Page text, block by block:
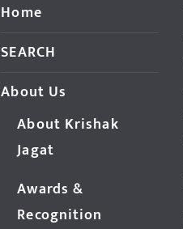
Home
SEARCH
About Us
About Krishak
Jagat
Awards &
Recognition